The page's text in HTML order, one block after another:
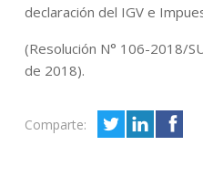
declaración del IGV e
(Resolución N° 106-2018/
de 2018).
Comparte: